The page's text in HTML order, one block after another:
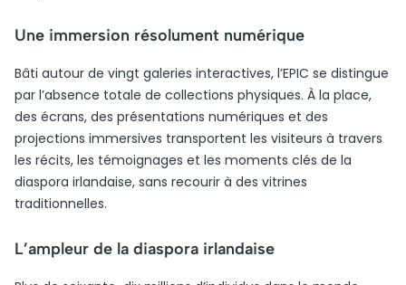
Une immersion résolument numérique
Bâti autour de vingt galeries interactives, l’EPIC se distingue
par l’absence totale de collections physiques. À la place,
des écrans, des présentations numériques et des
projections immersives transportent les visiteurs à travers
les récits, les témoignages et les moments clés de la
diaspora irlandaise, sans recourir à des vitrines
traditionnelles.
L’ampleur de la diaspora irlandaise